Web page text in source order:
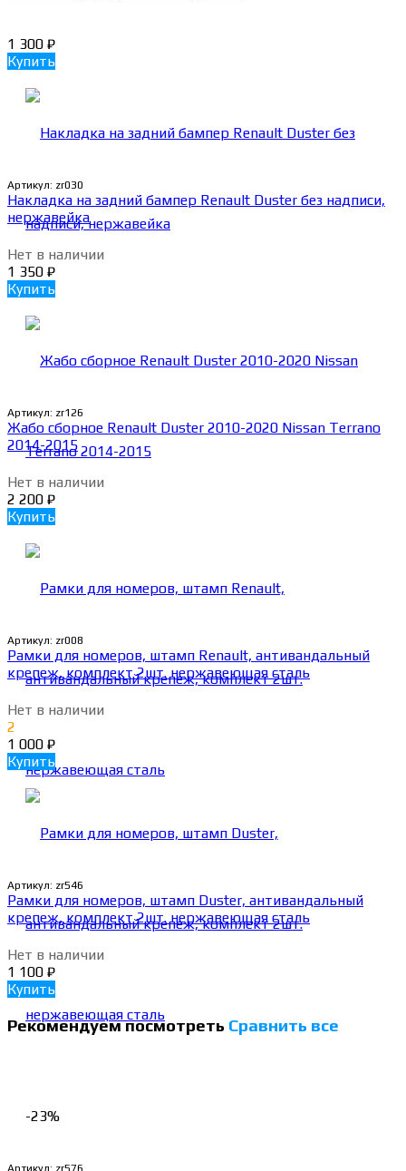
1 300 ₽
Купить
Артикул: zr030
Накладка на задний бампер Renault Duster без надписи,
нержавейка
Нет в наличии
1 350 ₽
Купить
Артикул: zr126
Жабо сборное Renault Duster 2010-2020 Nissan Terrano
2014-2015
Нет в наличии
2 200 ₽
Купить
Артикул: zr008
Рамки для номеров, штамп Renault, антивандальный
крепеж, комплект 2шт. нержавеющая сталь
Нет в наличии
2
1 000 ₽
Купить
Артикул: zr546
Рамки для номеров, штамп Duster, антивандальный
крепеж, комплект 2шт. нержавеющая сталь
Нет в наличии
1 100 ₽
Купить
Рекомендуем посмотреть Сравнить все
-23%
Артикул: zr576